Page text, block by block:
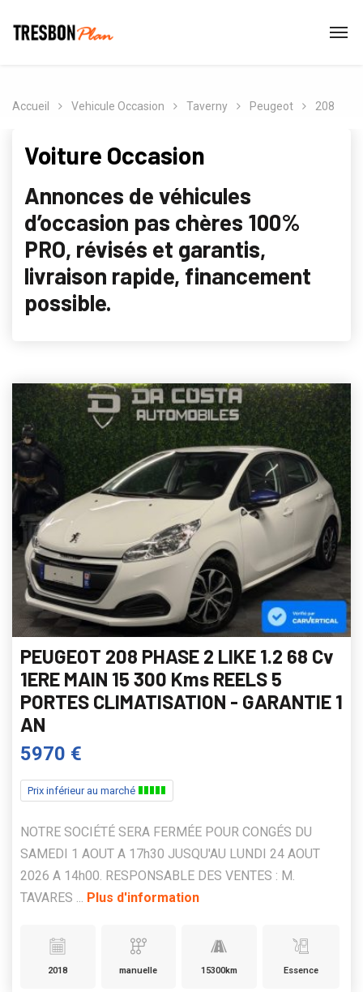
Accueil Vehicule Occasion Taverny Peugeot 208
Voiture Occasion
Annonces de véhicules
d’occasion pas chères 100%
PRO, révisés et garantis,
livraison rapide, financement
possible.
PEUGEOT 208 PHASE 2 LIKE 1.2 68 Cv
1ERE MAIN 15 300 Kms REELS 5
PORTES CLIMATISATION - GARANTIE 1
AN
5970 €
Prix inférieur au marché
NOTRE SOCIÉTÉ SERA FERMÉE POUR CONGÉS DU
SAMEDI 1 AOUT A 17h30 JUSQU'AU LUNDI 24 AOUT
2026 A 14h00. RESPONSABLE DES VENTES : M.
TAVARES ... Plus d'information
2018 manuelle 15300km Essence